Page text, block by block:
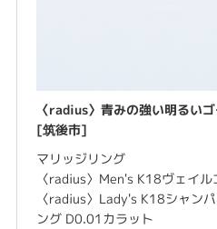
〈radius〉青みの強い明るい
[筑後市]
マリッジリング
〈radius〉Men's K18ヴェイ
〈radius〉Lady's K18シャン
ング D0.01カラット